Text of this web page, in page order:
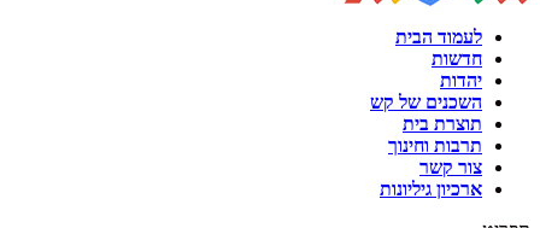
לעמוד הבית
חדשות
יהדות
השכנים של קש
תוצרת בית
תרבות וחינוך
צור קשר
ארכיון גיליונות